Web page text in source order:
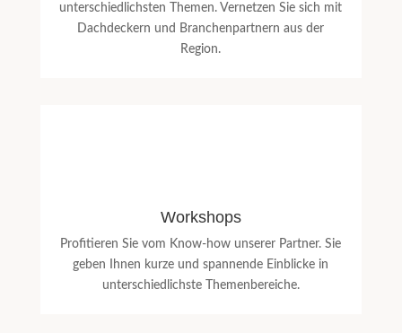
unterschiedlichsten Themen. Vernetzen Sie sich mit
Dachdeckern und Branchenpartnern aus der
Region.
Workshops
Profitieren Sie vom Know-how unserer Partner. Sie
geben Ihnen kurze und spannende Einblicke in
unterschiedlichste Themenbereiche.